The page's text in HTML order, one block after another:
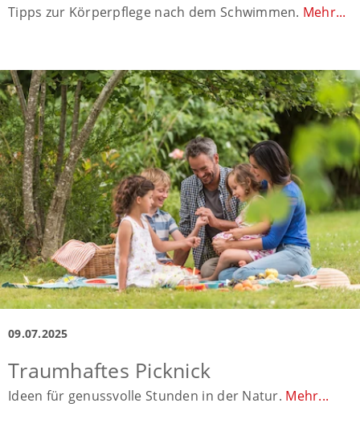
Tipps zur Körperpflege nach dem Schwimmen. Mehr...
09.07.2025
Traumhaftes Picknick
Ideen für genussvolle Stunden in der Natur. Mehr...